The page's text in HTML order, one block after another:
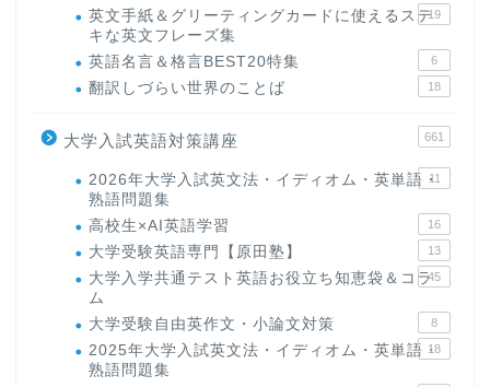
英文手紙＆グリーティングカードに使えるステ
キな英文フレーズ集
19
英語名言＆格言BEST20特集 6
翻訳しづらい世界のことば 18
大学入試英語対策講座 661
2026年大学入試英文法・イディオム・英単語・
熟語問題集
11
高校生×AI英語学習 16
大学受験英語専門【原田塾】 13
大学入学共通テスト英語お役立ち知恵袋＆コラ
ム
45
大学受験自由英作文・小論文対策 8
2025年大学入試英文法・イディオム・英単語・
熟語問題集
18